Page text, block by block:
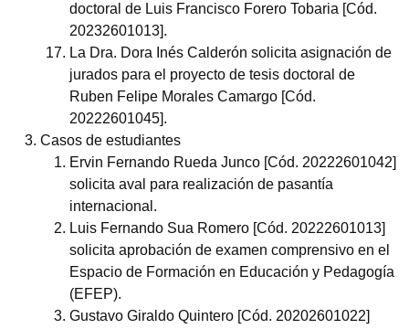
doctoral de Luis Francisco Forero Tobaria [Cód.
20232601013].
La Dra. Dora Inés Calderón solicita asignación de
jurados para el proyecto de tesis doctoral de
Ruben Felipe Morales Camargo [Cód.
20222601045].
Casos de estudiantes
Ervin Fernando Rueda Junco [Cód. 20222601042]
solicita aval para realización de pasantía
internacional.
Luis Fernando Sua Romero [Cód. 20222601013]
solicita aprobación de examen comprensivo en el
Espacio de Formación en Educación y Pedagogía
(EFEP).
Gustavo Giraldo Quintero [Cód. 20202601022]